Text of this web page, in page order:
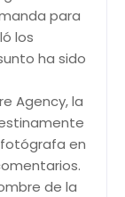
para
los
ha sido
Agency, la
en
de la